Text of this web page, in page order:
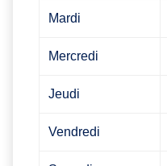
Mardi
Mercredi
Jeudi
Vendredi